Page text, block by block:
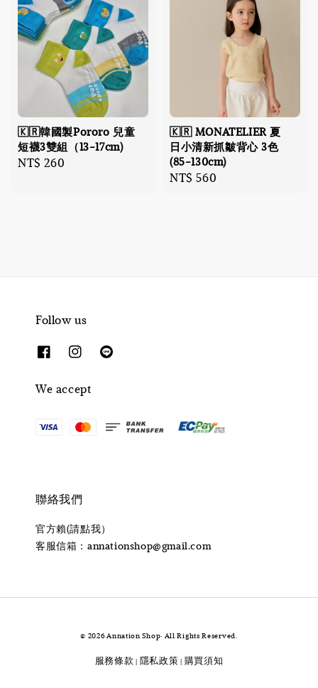
🇰🇷韓國製Pororo 兒童
短襪3雙組（13-17cm)
Regular
NT$ 260
🇰🇷 MONATELIER 夏
日小清新抓皺背心 3色
(85-130cm)
Regular
NT$ 560
Follow us
We accept
聯絡我們
官方賴(請點我）
客服信箱：annationshop@gmail.com
© 2026 Annation Shop· All Rights Reserved.
服務條款 | 隱私政策 | 購買須知